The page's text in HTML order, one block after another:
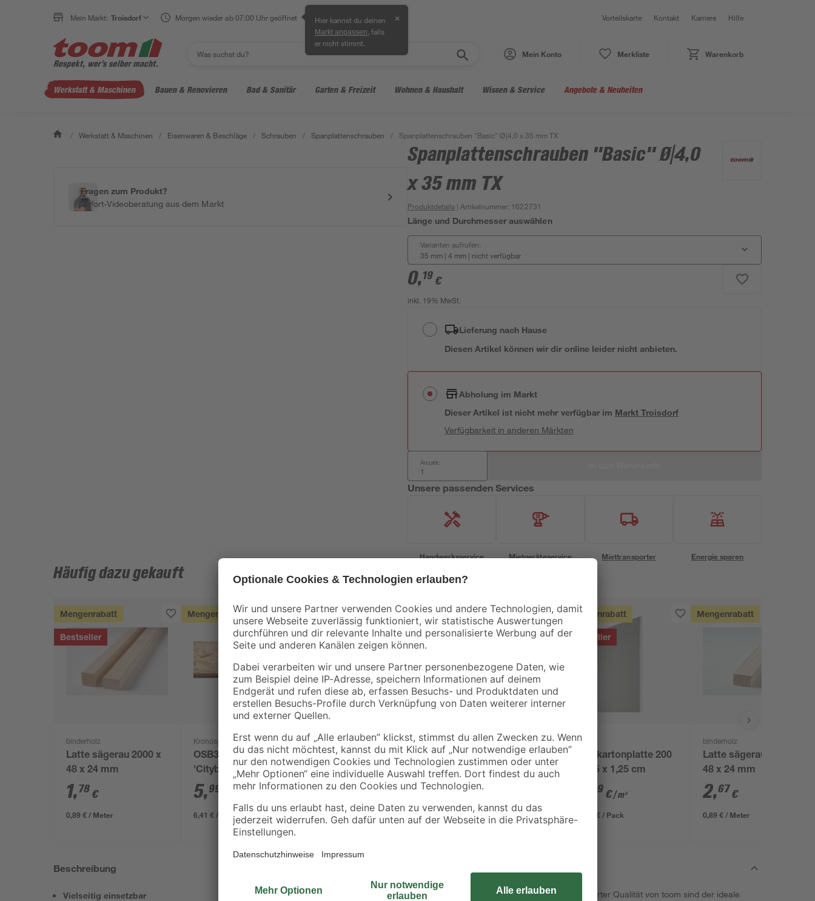
Mein Markt: Troisdorf Morgen wieder ab 07:00 Uhr geöffnet Hier kannst du deinen
Markt anpassen , falls
er nicht stimmt.
✕ Vorteilskarte Kontakt Karriere Hilfe
Mein Konto Merkliste Warenkorb
Werkstatt & Maschinen Bauen & Renovieren Bad & Sanitär Garten & Freizeit Wohnen & Haushalt Wissen & Service Angebote & Neuheiten
/ Werkstatt & Maschinen / Eisenwaren & Beschläge / Schrauben / Spanplattenschrauben / Spanplattenschrauben "Basic" Ø|4,0 x 35 mm TX
Fragen zum Produkt?
Sofort-Videoberatung aus dem Markt
Spanplattenschrauben "Basic" Ø|4,0
x 35 mm TX
Produktdetails | Artikelnummer: 1622731
Länge und Durchmesser auswählen
Varianten aufrufen:
35 mm | 4 mm | nicht verfügbar
0,19 €
inkl. 19% MwSt.
Lieferung nach Hause
Diesen Artikel können wir dir online leider nicht anbieten.
Abholung im Markt
Dieser Artikel ist nicht mehr verfügbar im Markt Troisdorf
Verfügbarkeit in anderen Märkten
Anzahl:
Unsere passenden Services
Handwerksservice Mietgeräteservice Miettransporter Energie sparen
Häufig dazu gekauft
Mengenrabatt
Bestseller
binderholz
Latte sägerau 2000 x
48 x 24 mm
1,78 €
0,89 € / Meter
Mengenrabatt
Kronospan
OSB3-Verlegeplatte
'Cityboard'
ungeschliffen 1690 x
634 x 12 mm
5,99
6,41 € / Pack
Mengenrabatt
Bestseller
binderholz
Rahmen sägerau
2000 x 58 x 38 mm
3, 98
1,99 € / Meter
Mengenrabatt
binderholz
Latte sägerau 2500 x
48 x 24 mm
2,23
0,89 € / Meter
Mengenrabatt
Bestseller
Knauf
Gipskartonplatte 200
x 125 x 1,25 cm
49 €/ m²
11,23 € / Pack
Mengenrabatt
binderholz
Latte sägerau 3000 x
48 x 24 mm
2,67€
0,89 € / Meter
Beschreibung
Vielseitig einsetzbar
Unsere Spanplattenschrauben "Basic” in bewährter Qualität von toom sind der ideale